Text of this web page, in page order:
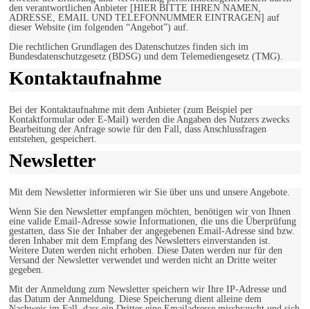
den verantwortlichen Anbieter [HIER BITTE IHREN NAMEN,
ADRESSE, EMAIL UND TELEFONNUMMER EINTRAGEN] auf
dieser Website (im folgenden “Angebot”) auf.
Die rechtlichen Grundlagen des Datenschutzes finden sich im
Bundesdatenschutzgesetz (BDSG) und dem Telemediengesetz (TMG).
Kontaktaufnahme
Bei der Kontaktaufnahme mit dem Anbieter (zum Beispiel per
Kontaktformular oder E-Mail) werden die Angaben des Nutzers zwecks
Bearbeitung der Anfrage sowie für den Fall, dass Anschlussfragen
entstehen, gespeichert.
Newsletter
Mit dem Newsletter informieren wir Sie über uns und unsere Angebote.
Wenn Sie den Newsletter empfangen möchten, benötigen wir von Ihnen
eine valide Email-Adresse sowie Informationen, die uns die Überprüfung
gestatten, dass Sie der Inhaber der angegebenen Email-Adresse sind bzw.
deren Inhaber mit dem Empfang des Newsletters einverstanden ist.
Weitere Daten werden nicht erhoben. Diese Daten werden nur für den
Versand der Newsletter verwendet und werden nicht an Dritte weiter
gegeben.
Mit der Anmeldung zum Newsletter speichern wir Ihre IP-Adresse und
das Datum der Anmeldung. Diese Speicherung dient alleine dem